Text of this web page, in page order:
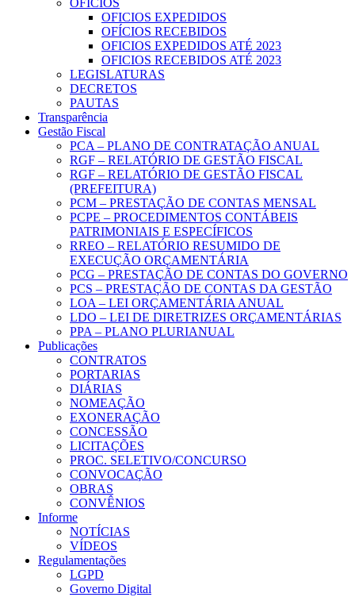
OFICIOS
OFICIOS EXPEDIDOS
OFÍCIOS RECEBIDOS
OFICIOS EXPEDIDOS ATÉ 2023
OFICIOS RECEBIDOS ATÉ 2023
LEGISLATURAS
DECRETOS
PAUTAS
Transparência
Gestão Fiscal
PCA – PLANO DE CONTRATAÇÃO ANUAL
RGF – RELATÓRIO DE GESTÃO FISCAL
RGF – RELATÓRIO DE GESTÃO FISCAL
(PREFEITURA)
PCM – PRESTAÇÃO DE CONTAS MENSAL
PCPE – PROCEDIMENTOS CONTÁBEIS
PATRIMONIAIS E ESPECÍFICOS
RREO – RELATÓRIO RESUMIDO DE
EXECUÇÃO ORÇAMENTÁRIA
PCG – PRESTAÇÃO DE CONTAS DO GOVERNO
PCS – PRESTAÇÃO DE CONTAS DA GESTÃO
LOA – LEI ORÇAMENTÁRIA ANUAL
LDO – LEI DE DIRETRIZES ORÇAMENTÁRIAS
PPA – PLANO PLURIANUAL
Publicações
CONTRATOS
PORTARIAS
DIÁRIAS
NOMEAÇÃO
EXONERAÇÃO
CONCESSÃO
LICITAÇÕES
PROC. SELETIVO/CONCURSO
CONVOCAÇÃO
OBRAS
CONVÊNIOS
Informe
NOTÍCIAS
VÍDEOS
Regulamentações
LGPD
Governo Digital